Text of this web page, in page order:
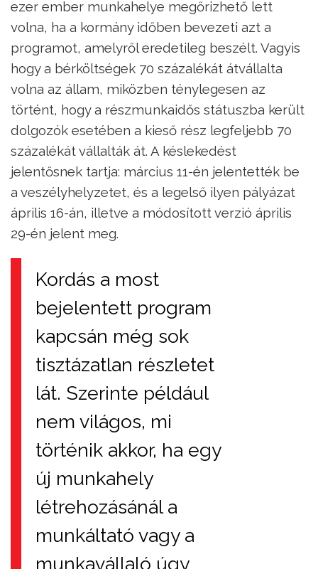
ezer ember munkahelye megőrizhető lett
volna, ha a kormány időben bevezeti azt a
programot, amelyről eredetileg beszélt. Vagyis
hogy a bérköltségek 70 százalékát átvállalta
volna az állam, miközben ténylegesen az
történt, hogy a részmunkaidős státuszba került
dolgozók esetében a kieső rész legfeljebb 70
százalékát vállalták át. A késlekedést
jelentősnek tartja: március 11-én jelentették be
a veszélyhelyzetet, és a legelső ilyen pályázat
április 16-án, illetve a módosított verzió április
29-én jelent meg.
Kordás a most
bejelentett program
kapcsán még sok
tisztázatlan részletet
lát. Szerinte például
nem világos, mi
történik akkor, ha egy
új munkahely
létrehozásánál a
munkáltató vagy a
munkavállaló úgy